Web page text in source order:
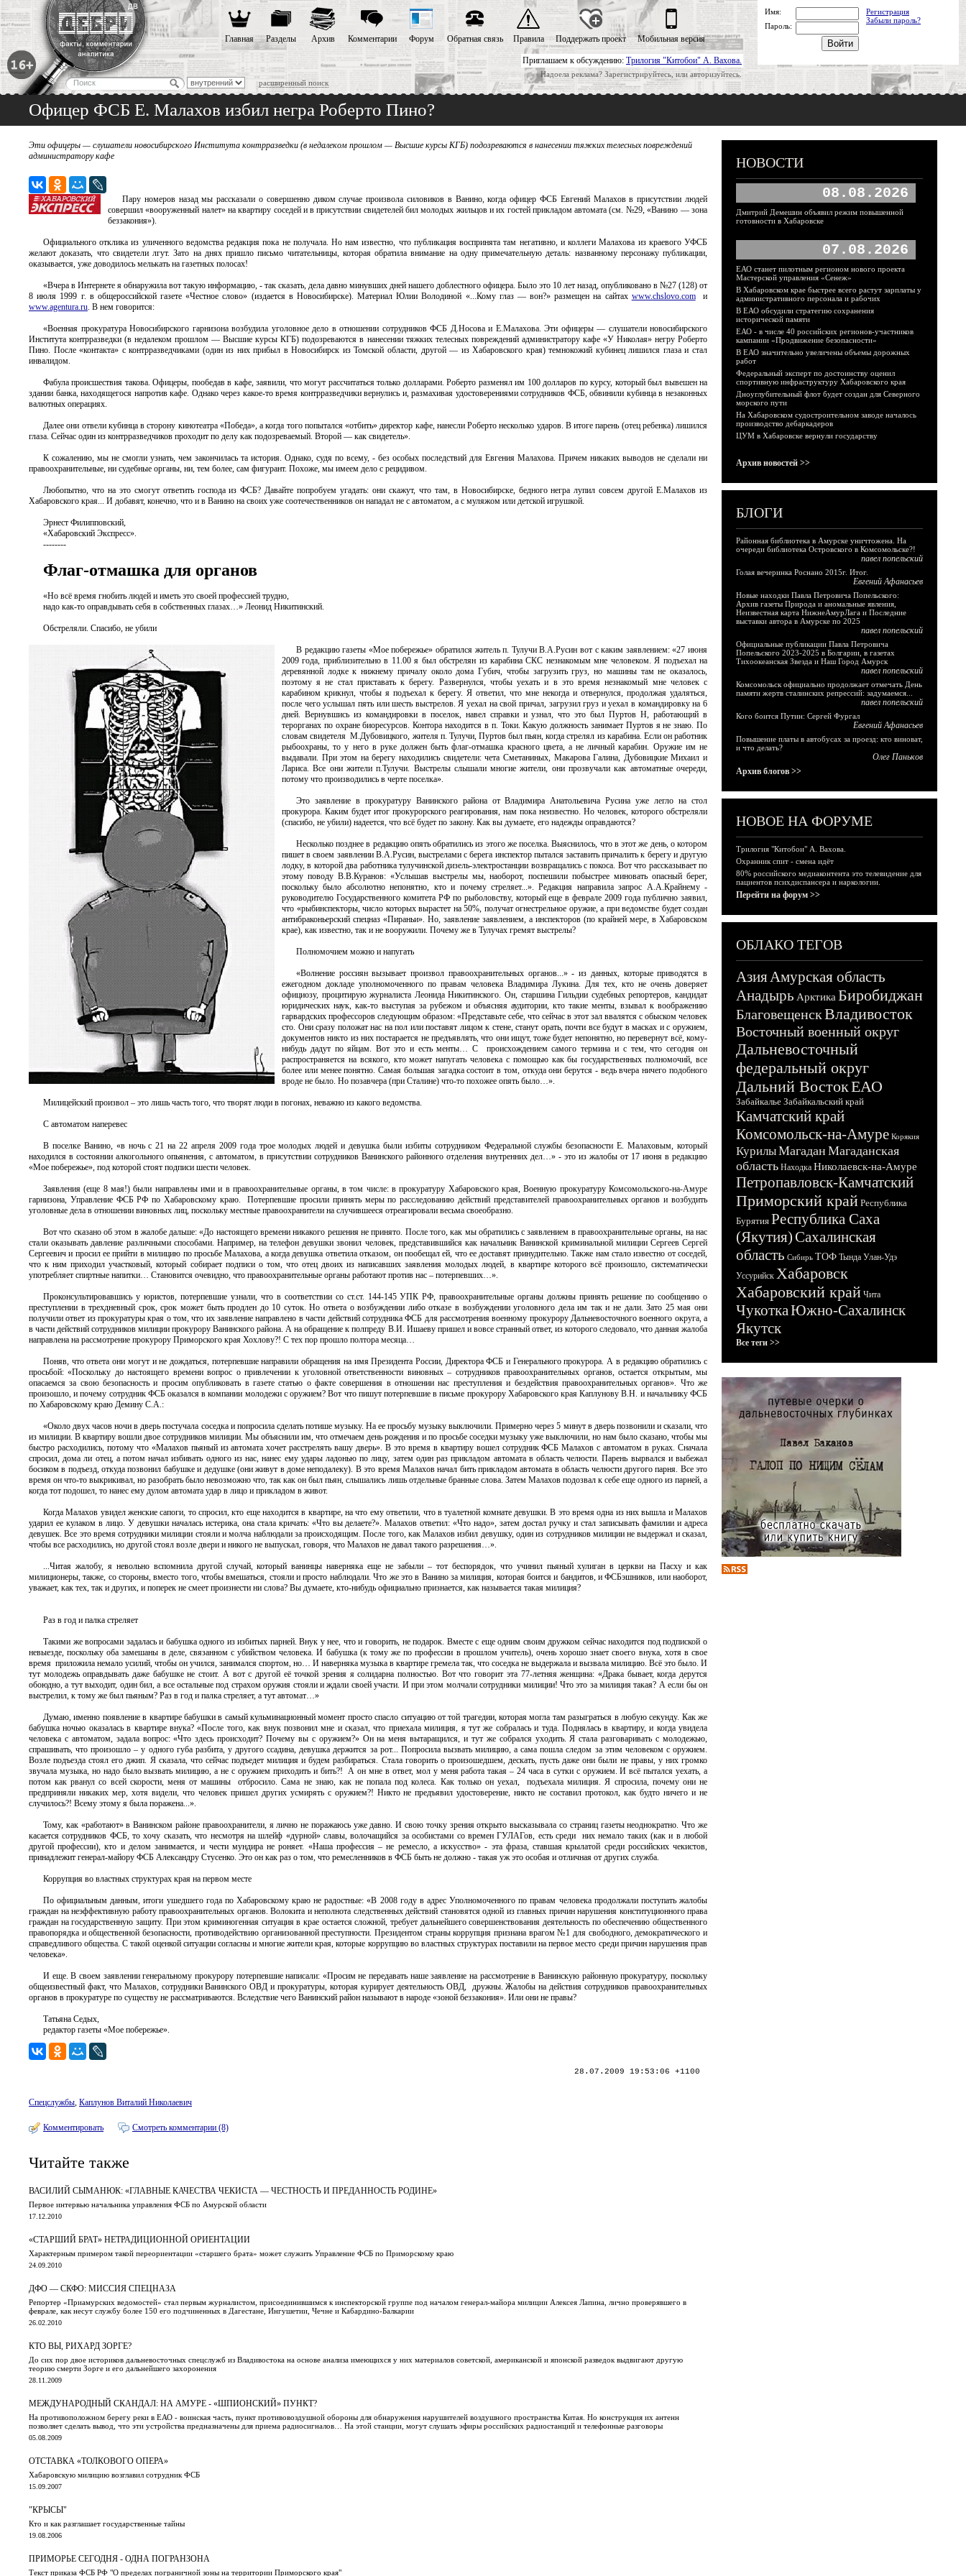
Приглашаем к обсуждению: Трилогия "Китобои" А. Вахова.
Надоела реклама? Зарегистрируйтесь, или авторизуйтесь.
расширенный поиск
Главная Разделы Архив Комментарии Форум Обратная связь Правила Поддержать проект Мобильная версия
Имя:
Регистрация
Забыли пароль?
Пароль:
Офицер ФСБ Е. Малахов избил негра Роберто Пино?
Эти офицеры — слушатели новосибирского Института контрразведки (в недалеком прошлом — Высшие курсы КГБ) подозреваются в нанесении тяжких телесных повреждений
администратору кафе
Пару номеров назад мы рассказали о совершенно диком случае произвола силовиков в Ванино, когда офицер ФСБ Евгений Малахов в присутствии людей
совершил «вооруженный налет» на квартиру соседей и в присутствии свидетелей бил молодых жильцов и их гостей прикладом автомата (см. №29, «Ванино — зона
беззакония»).
Официального отклика из уличенного ведомства редакция пока не получала. Но нам известно, что публикация воспринята там негативно, и коллеги Малахова из краевого УФСБ
желают доказать, что свидетели лгут. Зато на днях пришло письмо читательницы, которая обратила внимание на одну примечательную деталь: названному персонажу публикации,
оказывается, уже доводилось мелькать на газетных полосах!
«Вчера в Интернете я обнаружила вот такую информацию, - так сказать, дела давно минувших дней нашего доблестного офицера. Было это 10 лет назад, опубликовано в №27 (128) от
8 июля 1999 г. в общероссийской газете «Честное слово» (издается в Новосибирске). Материал Юлии Володиной «...Кому глаз — вон?» размещен на сайтах www.chslovo.comи
www.agentura.ru. В нем говорится:
«Военная прокуратура Новосибирского гарнизона возбудила уголовное дело в отношении сотрудников ФСБ Д.Носова и Е.Малахова. Эти офицеры — слушатели новосибирского
Института контрразведки (в недалеком прошлом — Высшие курсы КГБ) подозреваются в нанесении тяжких телесных повреждений администратору кафе «У Николая» негру Роберто
Пино. После «контакта» с контрразведчиками (один из них прибыл в Новосибирск из Томской области, другой — из Хабаровского края) темнокожий кубинец лишился глаза и стал
инвалидом.
Фабула происшествия такова. Офицеры, пообедав в кафе, заявили, что могут рассчитаться только долларами. Роберто разменял им 100 долларов по курсу, который был вывешен на
здании банка, находящегося напротив кафе. Однако через какое-то время контрразведчики вернулись и, размахивая удостоверениями сотрудников ФСБ, обвинили кубинца в незаконных
валютных операциях.
Далее они отвели кубинца в сторону кинотеатра «Победа», а когда того попытался «отбить» директор кафе, нанесли Роберто несколько ударов. В итоге парень (отец ребенка) лишился
глаза. Сейчас один из контрразведчиков проходит по делу как подозреваемый. Второй — как свидетель».
К сожалению, мы не смогли узнать, чем закончилась та история. Однако, судя по всему, - без особых последствий для Евгения Малахова. Причем никаких выводов не сделали ни
правоохранительные, ни судебные органы, ни, тем более, сам фигурант. Похоже, мы имеем дело с рецидивом.
Любопытно, что на это смогут ответить господа из ФСБ? Давайте попробуем угадать: они скажут, что там, в Новосибирске, бедного негра лупил совсем другой Е.Малахов из
Хабаровского края... И добавят, конечно, что и в Ванино на своих уже соотечественников он нападал не с автоматом, а с муляжом или детской игрушкой.
Эрнест Филипповский,
«Хабаровский Экспресс».
--------
Флаг-отмашка для органов
«Но всё время гнобить людей и иметь это своей профессией трудно,
надо как-то оправдывать себя в собственных глазах…» Леонид Никитинский.
Обстреляли. Спасибо, не убили
В редакцию газеты «Мое побережье» обратился житель п. Тулучи В.А.Русин вот с каким заявлением: «27 июня
2009 года, приблизительно в 11.00 я был обстрелян из карабина СКС незнакомым мне человеком. Я подъехал на
деревянной лодке к нижнему причалу около дома Губич, чтобы загрузить груз, но машины там не оказалось,
поэтому я не стал приставать к берегу. Развернулся, чтобы уехать и в это время незнакомый мне человек с
карабином крикнул, чтобы я подъехал к берегу. Я ответил, что мне некогда и отвернулся, продолжая удаляться,
после чего услышал пять или шесть выстрелов. Я уехал на свой причал, загрузил груз и уехал в командировку на 6
дней. Вернувшись из командировки в поселок, навел справки и узнал, что это был Пуртов Н, работающий в
терорганах по охране биоресурсов. Контора находится в п. Токи. Какую должность занимает Пуртов я не знаю. По
словам свидетеля М.Дубовицкого, жителя п. Тулучи, Пуртов был пьян, когда стрелял из карабина. Если он работник
рыбоохраны, то у него в руке должен быть флаг-отмашка красного цвета, а не личный карабин. Оружие им не
выдавали. При этом на берегу находились свидетели: чета Сметаниных, Макарова Галина, Дубовицкие Михаил и
Лариса. Все они жители п.Тулучи. Выстрелы слышали многие жители, они прозвучали как автоматные очереди,
потому что производились в черте поселка».
Это заявление в прокуратуру Ванинского района от Владимира Анатольевича Русина уже легло на стол
прокурора. Каким будет итог прокурорского реагирования, нам пока неизвестно. Но человек, которого обстреляли
(спасибо, не убили) надеется, что всё будет по закону. Как вы думаете, его надежды оправдаются?
Несколько позднее в редакцию опять обратились из этого же поселка. Выяснилось, что в этот же день, о котором
пишет в своем заявлении В.А.Русин, выстрелами с берега инспектор пытался заставить причалить к берегу и другую
лодку, в которой два работника тулучинской дизель-электростанции возвращались с покоса. Вот что рассказывает по
этому поводу В.В.Куранов: «Услышав выстрелы мы, наоборот, поспешили побыстрее миновать опасный берег,
поскольку было абсолютно непонятно, кто и почему стреляет...». Редакция направила запрос А.А.Крайнему -
руководителю Государственного комитета РФ по рыболовству, который еще в феврале 2009 года публично заявил,
что «рыбинспекторы, число которых вырастет на 50%, получат огнестрельное оружие, а при ведомстве будет создан
антибраконьерский спецназ «Пираньи». Но, заявление заявлением, а инспекторов (по крайней мере, в Хабаровском
крае), как известно, так и не вооружили. Почему же в Тулучах гремят выстрелы?
Полномочием можно и напугать
«Волнение россиян вызывает произвол правоохранительных органов...» - из данных, которые приводятся в
ежегодном докладе уполномоченного по правам человека Владимира Лукина. Для тех, кто не очень доверяет
официозу, процитирую журналиста Леонида Никитинского. Он, старшина Гильдии судебных репортеров, кандидат
юридических наук, как-то выступая за рубежом и объясняя аудитории, кто такие менты, взывал к воображению
гарвардских профессоров следующим образом: «Представьте себе, что сейчас в этот зал ввалятся с обыском человек
сто. Они сразу положат нас на пол или поставят лицом к стене, станут орать, почти все будут в масках и с оружием,
документов никто из них постарается не предъявлять, что они ищут, тоже будет непонятно, но перевернут всё, кому-
нибудь дадут по яйцам. Вот это и есть менты… С происхождением самого термина и с тем, что сегодня он
распространяется на всякого, кто может напугать человека с помощью как бы государственных полномочий, все
более или менее понятно. Самая большая загадка состоит в том, откуда они берутся - ведь вчера ничего подобного
вроде не было. Но позавчера (при Сталине) что-то похожее опять было…».
Милицейский произвол – это лишь часть того, что творят люди в погонах, неважно из какого ведомства.
С автоматом наперевес
В поселке Ванино, «в ночь с 21 на 22 апреля 2009 года трое молодых людей и девушка были избиты сотрудником Федеральной службы безопасности Е. Малаховым, который
находился в состоянии алкогольного опьянения, с автоматом, в присутствии сотрудников Ванинского районного отделения внутренних дел…» - это из жалобы от 17 июня в редакцию
«Мое побережье», под которой стоят подписи шести человек.
Заявления (еще 8 мая!) были направлены ими и в правоохранительные органы, в том числе: в прокуратуру Хабаровского края, Военную прокуратуру Комсомольского-на-Амуре
гарнизона, Управление ФСБ РФ по Хабаровскому краю. Потерпевшие просили принять меры по расследованию действий представителей правоохранительных органов и возбудить
уголовные дела в отношении виновных лиц, поскольку местные правоохранители на случившееся отреагировали весьма своеобразно.
Вот что сказано об этом в жалобе дальше: «До настоящего времени никакого решения не принято. После того, как мы обратились с заявлением в правоохранительные органы, на нас
стали оказывать давление различными способами. Например, на телефон девушки звонил человек, представившийся как начальник Ванинской криминальной милиции Сергеев Сергей
Сергеевич и просил ее прийти в милицию по просьбе Малахова, а когда девушка ответила отказом, он пообещал ей, что ее доставят принудительно. Также нам стало известно от соседей,
что к ним приходил участковый, который собирает подписи о том, что отец двоих из написавших заявления молодых людей, в квартире которого всё произошло, систематически
употребляет спиртные напитки… Становится очевидно, что правоохранительные органы работают против нас – потерпевших…».
Проконсультировавшись у юристов, потерпевшие узнали, что в соответствии со ст.ст. 144-145 УПК РФ, правоохранительные органы должны принять решение по сообщению о
преступлении в трехдневный срок, срок может быть продлен до 10 суток. Но ответа о возбуждении либо отказе в возбуждении уголовного дела им так и не дали. Зато 25 мая они
получили ответ из прокуратуры края о том, что их заявление направлено в части действий сотрудника ФСБ для рассмотрения военному прокурору Дальневосточного военного округа, а
в части действий сотрудников милиции прокурору Ванинского района. А на обращение к полпреду В.И. Ишаеву пришел и вовсе странный ответ, из которого следовало, что данная жалоба
направлена на рассмотрение прокурору Приморского края Хохлову?! С тех пор прошло полтора месяца…
Поняв, что ответа они могут и не дождаться, потерпевшие направили обращения на имя Президента России, Директора ФСБ и Генерального прокурора. А в редакцию обратились с
просьбой: «Поскольку до настоящего времени вопрос о привлечении к уголовной ответственности виновных – сотрудников правоохранительных органов, остается открытым, мы
опасаемся за свою безопасность и просим опубликовать в газете статью о факте совершения в отношении нас преступления и бездействия правоохранительных органов». Что же
произошло, и почему сотрудник ФСБ оказался в компании молодежи с оружием? Вот что пишут потерпевшие в письме прокурору Хабаровского края Каплунову В.Н. и начальнику ФСБ
по Хабаровскому краю Демину С.А.:
«Около двух часов ночи в дверь постучала соседка и попросила сделать потише музыку. На ее просьбу музыку выключили. Примерно через 5 минут в дверь позвонили и сказали, что
из милиции. В квартиру вошли двое сотрудников милиции. Мы объяснили им, что отмечаем день рождения и по просьбе соседки музыку уже выключили, но нам было сказано, чтобы мы
быстро расходились, потому что «Малахов пьяный из автомата хочет расстрелять вашу дверь». В это время в квартиру вошел сотрудник ФСБ Малахов с автоматом в руках. Сначала
спросил, дома ли отец, а потом начал избивать одного из нас, нанес ему удары ладонью по лицу, затем один раз прикладом автомата в область челюсти. Парень вырвался и выбежал
босиком в подъезд, откуда позвонил бабушке и дедушке (они живут в доме неподалеку). В это время Малахов начал бить прикладом автомата в область челюсти другого парня. Все это
время он что-то выкрикивал, но разобрать было невозможно что, так как он был пьян, слышались лишь отдельные бранные слова. Затем Малахов подозвал к себе еще одного из парней, а
когда тот подошел, то нанес ему дулом автомата удар в лицо и прикладом в живот.
Когда Малахов увидел женские сапоги, то спросил, кто еще находится в квартире, на что ему ответили, что в туалетной комнате девушки. В это время одна из них вышла и Малахов
ударил ее кулаком в лицо. У девушки началась истерика, она стала кричать: «Что вы делаете?». Малахов ответил: «Что надо», затем достал ручку и стал записывать фамилии и адреса
девушек. Все это время сотрудники милиции стояли и молча наблюдали за происходящим. После того, как Малахов избил девушку, один из сотрудников милиции не выдержал и сказал,
чтобы все расходились, но другой стоял возле двери и никого не выпускал, говоря, что Малахов не давал такого разрешения…».
...Читая жалобу, я невольно вспомнила другой случай, который ванинцы наверняка еще не забыли – тот беспорядок, что учинил пьяный хулиган в церкви на Пасху и как
милиционеры, также, со стороны, вместо того, чтобы вмешаться, стояли и просто наблюдали. Что же это в Ванино за милиция, которая боится и бандитов, и ФСБэшников, или наоборот,
уважает, как тех, так и других, и поперек не смеет произнести ни слова? Вы думаете, кто-нибудь официально признается, как называется такая милиция?
Раз в год и палка стреляет
Такими же вопросами задалась и бабушка одного из избитых парней. Внук у нее, что и говорить, не подарок. Вместе с еще одним своим дружком сейчас находится под подпиской о
невыезде, поскольку оба замешаны в деле, связанном с убийством человека. И бабушка (к тому же по профессии в прошлом учитель), очень хорошо знает своего внука, хотя в свое
время приложила немало усилий, чтобы он учился, занимался спортом, но… И наверняка музыка в квартире гремела так, что соседка не выдержала и вызвала милицию. Всё это было. И
тут молодежь оправдывать даже бабушке не стоит. А вот с другой её точкой зрения я солидарна полностью. Вот что говорит эта 77-летняя женщина: «Драка бывает, когда дерутся
обоюдно, а тут выходит, один бил, а все остальные под страхом оружия стояли и ждали своей участи. И при этом молчали сотрудники милиции! Что это за милиция такая? А если бы он
выстрелил, к тому же был пьяным? Раз в год и палка стреляет, а тут автомат…»
Думаю, именно появление в квартире бабушки в самый кульминационный момент просто спасло ситуацию от той трагедии, которая могла там разыграться в любую секунду. Как же
бабушка ночью оказалась в квартире внука? «После того, как внук позвонил мне и сказал, что приехала милиция, я тут же собралась и туда. Поднялась в квартиру, и когда увидела
человека с автоматом, задала вопрос: «Что здесь происходит? Почему вы с оружием?» Он на меня вытаращился, и тут же собрался уходить. Я стала разговаривать с молодежью,
спрашивать, что произошло – у одного губа разбита, у другого ссадина, девушка держится за рот... Попросила вызвать милицию, а сама пошла следом за этим человеком с оружием.
Возле подъезда стоял его джип. Я сказала, что сейчас подъедет милиция и будем разбираться. Стала говорить о произошедшем, дескать, пусть даже они были не правы, у них громко
звучала музыка, но надо было вызвать милицию, а не с оружием приходить и бить?! А он мне в ответ, мол у меня работа такая – 24 часа в сутки с оружием. И всё пытался уехать, а
потом как рванул со всей скорости, меня от машины отбросило. Сама не знаю, как не попала под колеса. Как только он уехал, подъехала милиция. Я спросила, почему они не
предприняли никаких мер, хотя видели, что человек пришел других усмирять с оружием?! Никто не предъявил удостоверение, никто не составил протокол, как будто ничего и не
случилось?! Всему этому я была поражена...».
Тому, как «работают» в Ванинском районе правоохранители, я лично не поражаюсь уже давно. И свою точку зрения открыто высказывала со страниц газеты неоднократно. Что же
касается сотрудников ФСБ, то хочу сказать, что несмотря на шлейф «дурной» славы, волочащийся за особистами со времен ГУЛАГов, есть среди них немало таких (как и в любой
другой профессии), кто и делом занимается, и чести мундира не роняет. «Наша профессия – не ремесло, а искусство» - эта фраза, ставшая крылатой среди российских чекистов,
принадлежит генерал-майору ФСБ Александру Стусенко. Это он как раз о том, что ремесленников в ФСБ быть не должно - такая уж это особая и отличная от других служба.
Коррупция во властных структурах края на первом месте
По официальным данным, итоги ушедшего года по Хабаровскому краю не радостные: «В 2008 году в адрес Уполномоченного по правам человека продолжали поступать жалобы
граждан на неэффективную работу правоохранительных органов. Волокита и неполнота следственных действий становятся одной из главных причин нарушения конституционного права
граждан на государственную защиту. При этом криминогенная ситуация в крае остается сложной, требует дальнейшего совершенствования деятельность по обеспечению общественного
правопорядка и общественной безопасности, противодействию организованной преступности. Президентом страны коррупция признана врагом №1 для свободного, демократического и
справедливого общества. С такой оценкой ситуации согласны и многие жители края, которые коррупцию во властных структурах поставили на первое место среди причин нарушения прав
человека».
И еще. В своем заявлении генеральному прокурору потерпевшие написали: «Просим не передавать наше заявление на рассмотрение в Ванинскую районную прокуратуру, поскольку
общеизвестный факт, что Малахов, сотрудники Ванинского ОВД и прокуратуры, которая курирует деятельность ОВД, дружны. Жалобы на действия сотрудников правоохранительных
органов в прокуратуре по существу не рассматриваются. Вследствие чего Ванинский район называют в народе «зоной беззакония». Или они не правы?
Татьяна Седых,
редактор газеты «Мое побережье».
28.07.2009 19:53:06 +1100
Спецслужбы, Каплунов Виталий Николаевич
Комментировать Смотреть комментарии (8)
Читайте также
ВАСИЛИЙ СЫМАНЮК: «ГЛАВНЫЕ КАЧЕСТВА ЧЕКИСТА — ЧЕСТНОСТЬ И ПРЕДАННОСТЬ РОДИНЕ»
Первое интервью начальника управления ФСБ по Амурской области
17.12.2010
«СТАРШИЙ БРАТ» НЕТРАДИЦИОННОЙ ОРИЕНТАЦИИ
Характерным примером такой переориентации «старшего брата» может служить Управление ФСБ по Приморскому краю
24.09.2010
ДФО — СКФО: МИССИЯ СПЕЦНАЗА
Репортер «Приамурских ведомостей» стал первым журналистом, присоединившимся к инспекторской группе под началом генерал-майора милиции Алексея Лапина, лично проверявшего в
феврале, как несут службу более 150 его подчиненных в Дагестане, Ингушетии, Чечне и Кабардино-Балкарии
26.02.2010
КТО ВЫ, РИХАРД ЗОРГЕ?
До сих пор двое историков дальневосточных спецслужб из Владивостока на основе анализа имеющихся у них материалов советской, американской и японской разведок выдвигают другую
теорию смерти Зорге и его дальнейшего захоронения
28.11.2009
МЕЖДУНАРОДНЫЙ СКАНДАЛ: НА АМУРЕ - «ШПИОНСКИЙ» ПУНКТ?
На противоположном берегу реки в ЕАО - воинская часть, пункт противовоздушной обороны для обнаружения нарушителей воздушного пространства Китая. Но конструкция их антенн
позволяет сделать вывод, что эти устройства предназначены для приема радиосигналов… На этой станции, могут слушать эфиры российских радиостанций и телефонные разговоры
05.08.2009
ОТСТАВКА «ТОЛКОВОГО ОПЕРА»
Хабаровскую милицию возглавил сотрудник ФСБ
15.09.2007
"КРЫСЫ"
Кто и как разглашает государственные тайны
19.08.2006
ПРИМОРЬЕ СЕГОДНЯ - ОДНА ПОГРАНЗОНА
Текст приказа ФСБ РФ "О пределах пограничной зоны на территории Приморского края"
НОВОСТИ
08.08.2026
Дмитрий Демешин объявил режим повышенной
готовности в Хабаровске
07.08.2026
ЕАО станет пилотным регионом нового проекта
Мастерской управления «Сенеж»
В Хабаровском крае быстрее всего растут зарплаты у
административного персонала и рабочих
В ЕАО обсудили стратегию сохранения
исторической памяти
ЕАО - в числе 40 российских регионов-участников
кампании «Продвижение безопасности»
В ЕАО значительно увеличены объемы дорожных
работ
Федеральный эксперт по достоинству оценил
спортивную инфраструктуру Хабаровского края
Дноуглубительный флот будет создан для Северного
морского пути
На Хабаровском судостроительном заводе началось
производство дебаркадеров
ЦУМ в Хабаровске вернули государству
Архив новостей >>
БЛОГИ
Районная библиотека в Амурске уничтожена. На
очереди библиотека Островского в Комсомольске?!
павел попельский
Голая вечеринка Роснано 2015г. Итог.
Евгений Афанасьев
Новые находки Павла Петровича Попельского:
Архив газеты Природа и аномальные явления,
Неизвестная карта НижнеАмурЛага и Последние
выставки автора в Амурске по 2025
павел попельский
Официальные публикации Павла Петровича
Попельского 2023-2025 в Болгарии, в газетах
Тихоокеанская Звезда и Наш Город Амурск
павел попельский
Комсомольск официально продолжает отмечать День
памяти жертв сталинских репрессий: задумаемся...
павел попельский
Кого боится Путин: Сергей Фургал
Евгений Афанасьев
Повышение платы в автобусах за проезд: кто виноват,
и что делать?
Олег Паньков
Архив блогов >>
НОВОЕ НА ФОРУМЕ
Трилогия "Китобои" А. Вахова.
Охранник спит - смена идёт
80% российского медиаконтента это телевидение для
пациентов психдиспансера и наркологии.
Перейти на форум >>
ОБЛАКО ТЕГОВ
АзияАмурская область
Анадырь Арктика Биробиджан
БлаговещенскВладивосток
Восточный военный округ
Дальневосточный
федеральный округ
Дальний ВостокЕАО
Забайкалье Забайкальский край
Камчатский край
Комсомольск-на-Амуре Корякия
КурилыМагадан Магаданская
область Находка Николаевск-на-Амуре
Петропавловск-Камчатский
Приморский край Республика
Бурятия Республика Саха
(Якутия)Сахалинская
область Сибирь ТОФ Тында Улан-Удэ
Уссурийск Хабаровск
Хабаровский край Чита
ЧукоткаЮжно-Сахалинск
Якутск
Все теги >>